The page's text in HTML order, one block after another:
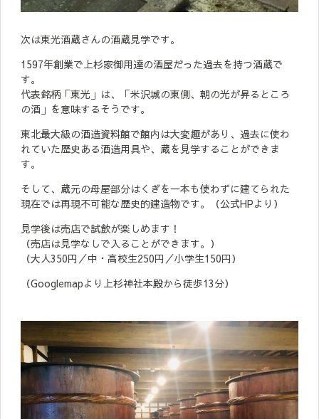
次は東光酒蔵さんの酒蔵見学です。
1597年創業で上杉家御用達の酒屋だった過去を持つ酒蔵で
す。
代表銘柄「東光」は、「米沢城の東側、朝の光が昇るところ
の酒」を意味するそうです。
東北最大級の酒造資料館で館内は大変趣があり、過去に使わ
れていた歴史ある酒造用具や、蔵を見学することができま
す。
そして、蔵元の母屋部分はくぎを一本も使わずに建てられた
現在では再現不可能な歴史的建造物です。（公式HPより）
見学後は売店で試飲が楽しめます！
（売店は見学なしで入ることができます。）
（大人350円／中・高校生250円／小学生150円）
（Googlemapより上杉神社本殿から徒歩13分）